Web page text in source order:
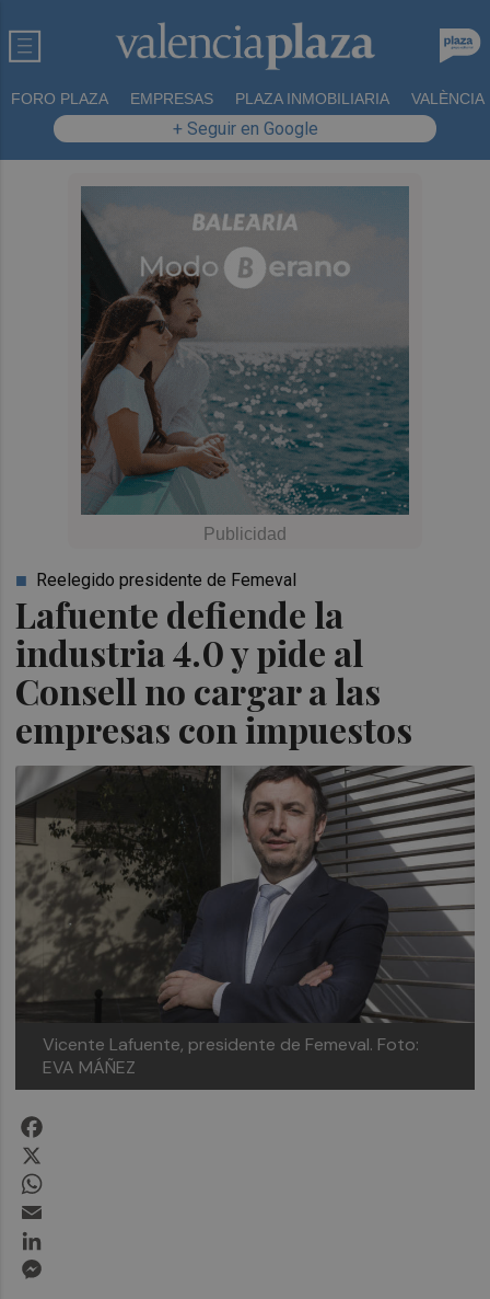
FORO PLAZA EMPRESAS PLAZA INMOBILIARIA VALÈNCIA
+ Seguir en Google
Lafuente defiende la
industria 4.0 y pide al
Consell no cargar a las
empresas con impuestos
Reelegido presidente de Femeval
Vicente Lafuente, presidente de Femeval. Foto:
EVA MÁÑEZ